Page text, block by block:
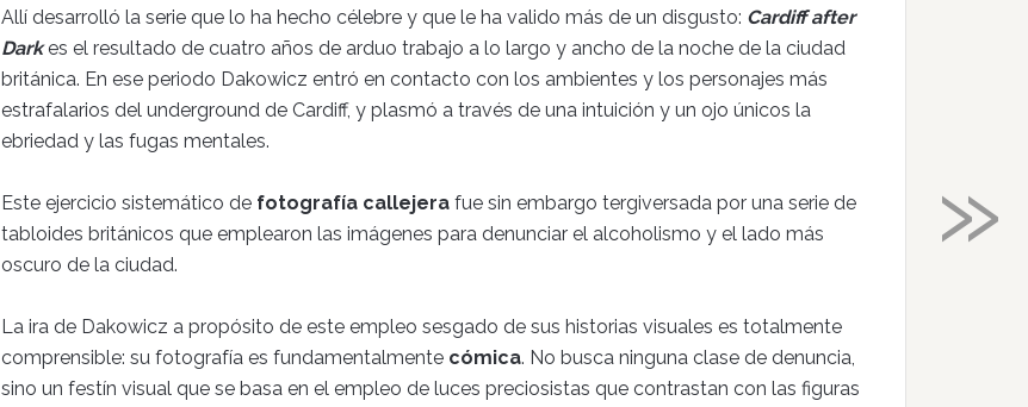
Allí desarrolló la serie que lo ha hecho célebre y que le ha valido más de un disgusto: Cardiff after
Darkes el resultado de cuatro años de arduo trabajo a lo largo y ancho de la noche de la ciudad
británica. En ese periodo Dakowicz entró en contacto con los ambientes y los personajes más
estrafalarios del underground de Cardiff, y plasmó a través de una intuición y un ojo únicos la
ebriedad y las fugas mentales.
Este ejercicio sistemático de fotografía callejera fue sin embargo tergiversada por una serie de
tabloides británicos que emplearon las imágenes para denunciar el alcoholismo y el lado más
oscuro de la ciudad.
La ira de Dakowicz a propósito de este empleo sesgado de sus historias visuales es totalmente
comprensible: su fotografía es fundamentalmente cómica. No busca ninguna clase de denuncia,
sino un festín visual que se basa en el empleo de luces preciosistas que contrastan con las figuras
»